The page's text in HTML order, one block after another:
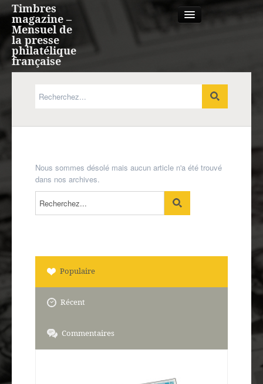
Timbres
magazine –
Mensuel de
la presse
philatélique
française
Outre-mer
Mon compte
Nous sommes désolé mais aucun article n'a été trouvé
dans nos archives.
Populaire
Récent
Commentaires